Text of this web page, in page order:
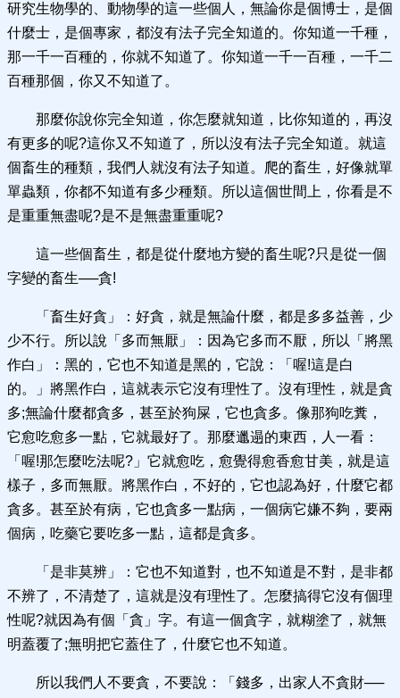
研究生物學的、動物學的這一些個人，無論你是個博士，是個
什麼士，是個專家，都沒有法子完全知道的。你知道一千種，
那一千一百種的，你就不知道了。你知道一千一百種，一千二
百種那個，你又不知道了。
那麼你說你完全知道，你怎麼就知道，比你知道的，再沒
有更多的呢?這你又不知道了，所以沒有法子完全知道。就這
個畜生的種類，我們人就沒有法子知道。爬的畜生，好像就單
單蟲類，你都不知道有多少種類。所以這個世間上，你看是不
是重重無盡呢?是不是無盡重重呢?
這一些個畜生，都是從什麼地方變的畜生呢?只是從一個
字變的畜生──貪!
「畜生好貪」：好貪，就是無論什麼，都是多多益善，少
少不行。所以說「多而無厭」：因為它多而不厭，所以「將黑
作白」：黑的，它也不知道是黑的，它說：「喔!這是白
的。」將黑作白，這就表示它沒有理性了。沒有理性，就是貪
多;無論什麼都貪多，甚至於狗屎，它也貪多。像那狗吃糞，
它愈吃愈多一點，它就最好了。那麼邋遢的東西，人一看：
「喔!那怎麼吃法呢?」它就愈吃，愈覺得愈香愈甘美，就是這
樣子，多而無厭。將黑作白，不好的，它也認為好，什麼它都
貪多。甚至於有病，它也貪多一點病，一個病它嫌不夠，要兩
個病，吃藥它要吃多一點，這都是貪多。
「是非莫辨」：它也不知道對，也不知道是不對，是非都
不辨了，不清楚了，這就是沒有理性了。怎麼搞得它沒有個理
性呢?就因為有個「貪」字。有這一個貪字，就糊塗了，就無
明蓋覆了;無明把它蓋住了，什麼它也不知道。
所以我們人不要貪，不要說：「錢多，出家人不貪財──